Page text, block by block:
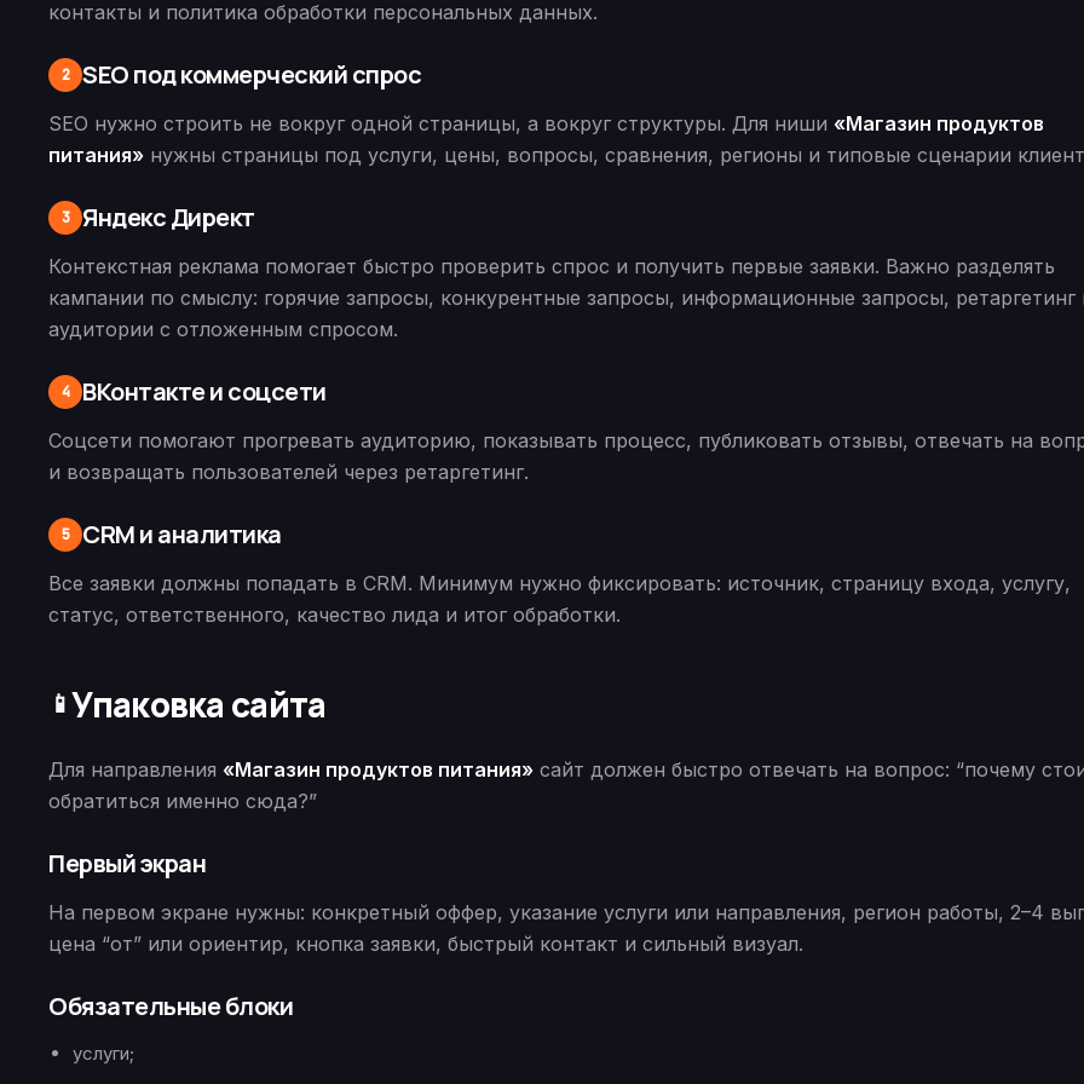
контакты и политика обработки персональных данных.
2 SEO под коммерческий спрос
SEO нужно строить не вокруг одной страницы, а вокруг структуры. Для ниши «Магазин продуктов
питания» нужны страницы под услуги, цены, вопросы, сравнения, регионы и типовые сценарии
3 Яндекс Директ
Контекстная реклама помогает быстро проверить спрос и получить первые заявки. Важно разделять
кампании по смыслу: горячие запросы, конкурентные запросы, информационные запросы, ретаргетинг
аудитории с отложенным спросом.
4 ВКонтакте и соцсети
Соцсети помогают прогревать аудиторию, показывать процесс, публиковать отзывы, отвечать на
и возвращать пользователей через ретаргетинг.
5 CRM и аналитика
Все заявки должны попадать в CRM. Минимум нужно фиксировать: источник, страницу входа, услугу,
статус, ответственного, качество лида и итог обработки.
📱Упаковка сайта
Для направления «Магазин продуктов питания» сайт должен быстро отвечать на вопрос: “почему
обратиться именно сюда?”
Первый экран
На первом экране нужны: конкретный оффер, указание услуги или направления, регион работы, 2–4
цена “от” или ориентир, кнопка заявки, быстрый контакт и сильный визуал.
Обязательные блоки
услуги;